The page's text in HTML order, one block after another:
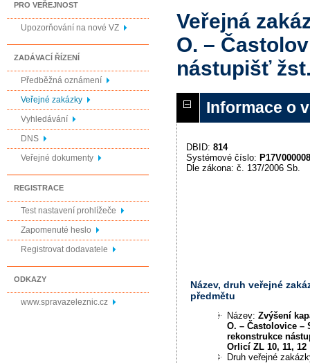
PRO VEŘEJNOST
Upozorňování na nové VZ
ZADÁVACÍ ŘÍZENÍ
Předběžná oznámení
Veřejné zakázky
Vyhledávání
DNS
Veřejné dokumenty
REGISTRACE
Test nastavení prohlížeče
Zapomenuté heslo
Registrovat dodavatele
ODKAZY
www.spravazeleznic.cz
Veřejná
O. –
nástupišť
Informace o
DBID: 814
Systémové číslo:
Dle zákona: č. 137/2006 Sb.
Název, druh veřejné
předmětu
Název:Zvýšení
O. – Častolovice –
rekonstrukce
Orlicí ZL 10, 11, 12
Druh veřejné